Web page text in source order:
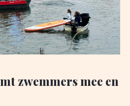
zwemmers mee en